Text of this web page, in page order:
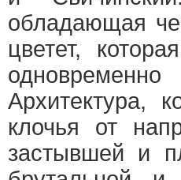
обладающая
цветет,
Архитектура,
клочья от
застывшей и